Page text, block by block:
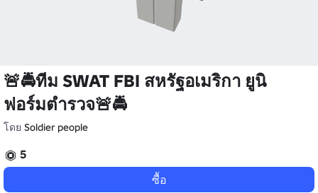
🚨🚔ทีม SWAT FBI สหรัฐอเมริกา ยูนิ
ฟอร์มตํารวจ🚨🚔
โดย Soldier people
5
ซื้อ